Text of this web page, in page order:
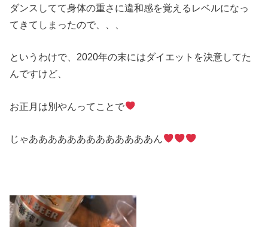
ダンスしてて身体の重さに違和感を覚えるレベルになっ
てきてしまったので、、、
というわけで、2020年の末にはダイエットを決意してた
んですけど、
お正月は別やんってことで
じゃあああああああああああああん